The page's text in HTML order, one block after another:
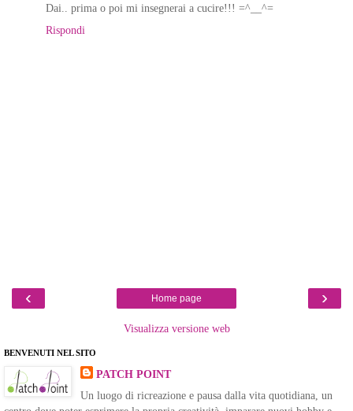
Dai.. prima o poi mi insegnerai a cucire!!! =^__^=
Rispondi
‹ ›
Home page
Visualizza versione web
BENVENUTI NEL SITO
PATCH POINT
Un luogo di ricreazione e pausa dalla vita quotidiana, un